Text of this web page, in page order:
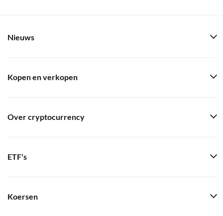
Nieuws
Kopen en verkopen
Over cryptocurrency
ETF's
Koersen